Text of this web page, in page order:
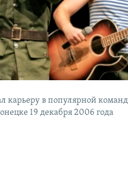
карьеру в популярной
19 декабря 2006 года